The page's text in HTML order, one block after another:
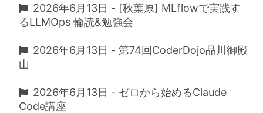
2026年6月13日 - [秋葉原] MLflowで実践す
るLLMOps 輪読&勉強会
2026年6月13日 - 第74回CoderDojo品川御殿
山
2026年6月13日 - ゼロから始めるClaude
Code講座